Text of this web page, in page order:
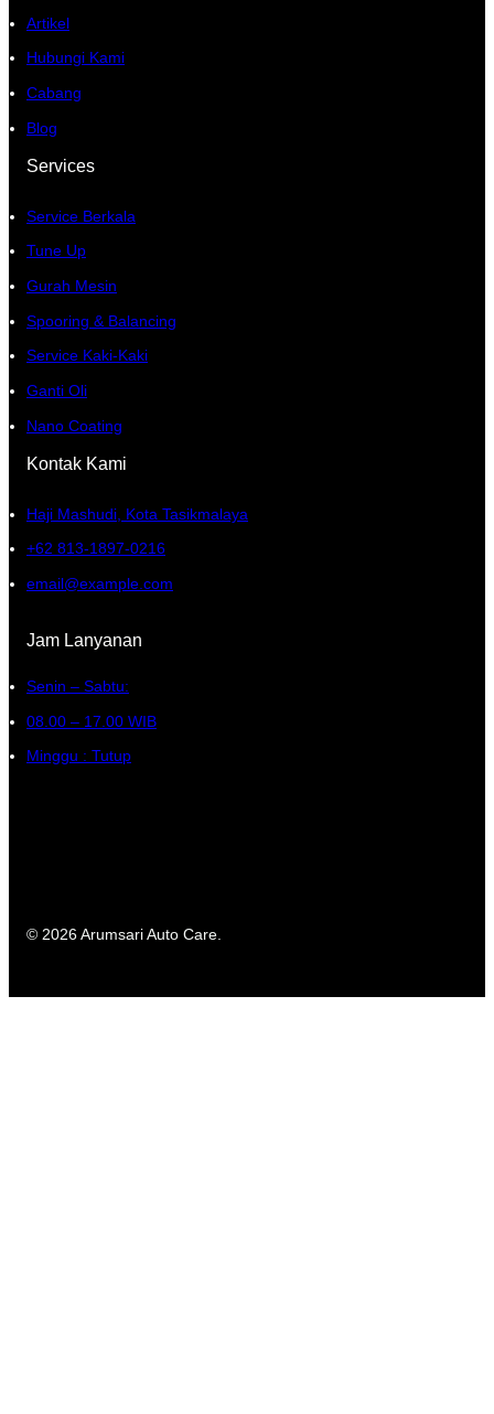
Artikel
Hubungi Kami
Cabang
Blog
Services
Service Berkala
Tune Up
Gurah Mesin
Spooring & Balancing
Service Kaki-Kaki
Ganti Oli
Nano Coating
Kontak Kami
Haji Mashudi, Kota Tasikmalaya
+62 813-1897-0216
email@example.com
Jam Lanyanan
Senin – Sabtu:
08.00 – 17.00 WIB
Minggu : Tutup
© 2026 Arumsari Auto Care.